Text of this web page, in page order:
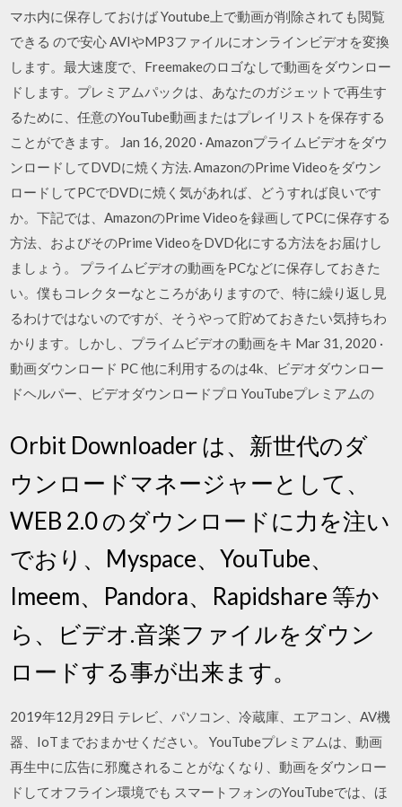
マホ内に保存しておけば Youtube上で動画が削除されても閲覧
できる ので安心 AVIやMP3ファイルにオンラインビデオを変換
します。最大速度で、Freemakeのロゴなしで動画をダウンロー
ドします。プレミアムパックは、あなたのガジェットで再生す
るために、任意のYouTube動画またはプレイリストを保存する
ことができます。 Jan 16, 2020 · Amazonプライムビデオをダウ
ンロードしてDVDに焼く方法. AmazonのPrime Videoをダウン
ロードしてPCでDVDに焼く気があれば、どうすれば良いです
か。下記では、AmazonのPrime Videoを録画してPCに保存する
方法、およびそのPrime VideoをDVD化にする方法をお届けし
ましょう。 プライムビデオの動画をPCなどに保存しておきた
い。僕もコレクターなところがありますので、特に繰り返し見
るわけではないのですが、そうやって貯めておきたい気持ちわ
かります。しかし、プライムビデオの動画をキ Mar 31, 2020 ·
動画ダウンロード PC 他に利用するのは4k、ビデオダウンロー
ドヘルパー、ビデオダウンロードプロ YouTubeプレミアムの
Orbit Downloader は、新世代のダ
ウンロードマネージャーとして、
WEB 2.0 のダウンロードに力を注い
でおり、Myspace、YouTube、
Imeem、Pandora、Rapidshare 等か
ら、ビデオ.音楽ファイルをダウン
ロードする事が出来ます。
2019年12月29日 テレビ、パソコン、冷蔵庫、エアコン、AV機
器、IoTまでおまかせください。 YouTubeプレミアムは、動画
再生中に広告に邪魔されることがなくなり、動画をダウンロー
ドしてオフライン環境でも スマートフォンのYouTubeでは、ほ